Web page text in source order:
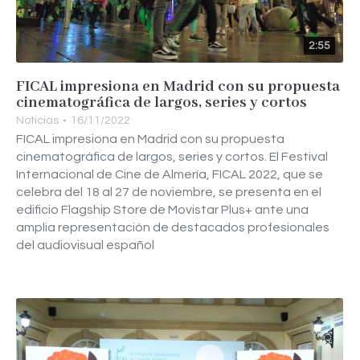
2:55
FICAL impresiona en Madrid con su propuesta
cinematográfica de largos, series y cortos
Noticias 16/11/2022
FICAL impresiona en Madrid con su propuesta
cinematográfica de largos, series y cortos. El Festival
Internacional de Cine de Almería, FICAL 2022, que se
celebra del 18 al 27 de noviembre, se presenta en el
edificio Flagship Store de Movistar Plus+ ante una
amplia representación de destacados profesionales
del audiovisual español